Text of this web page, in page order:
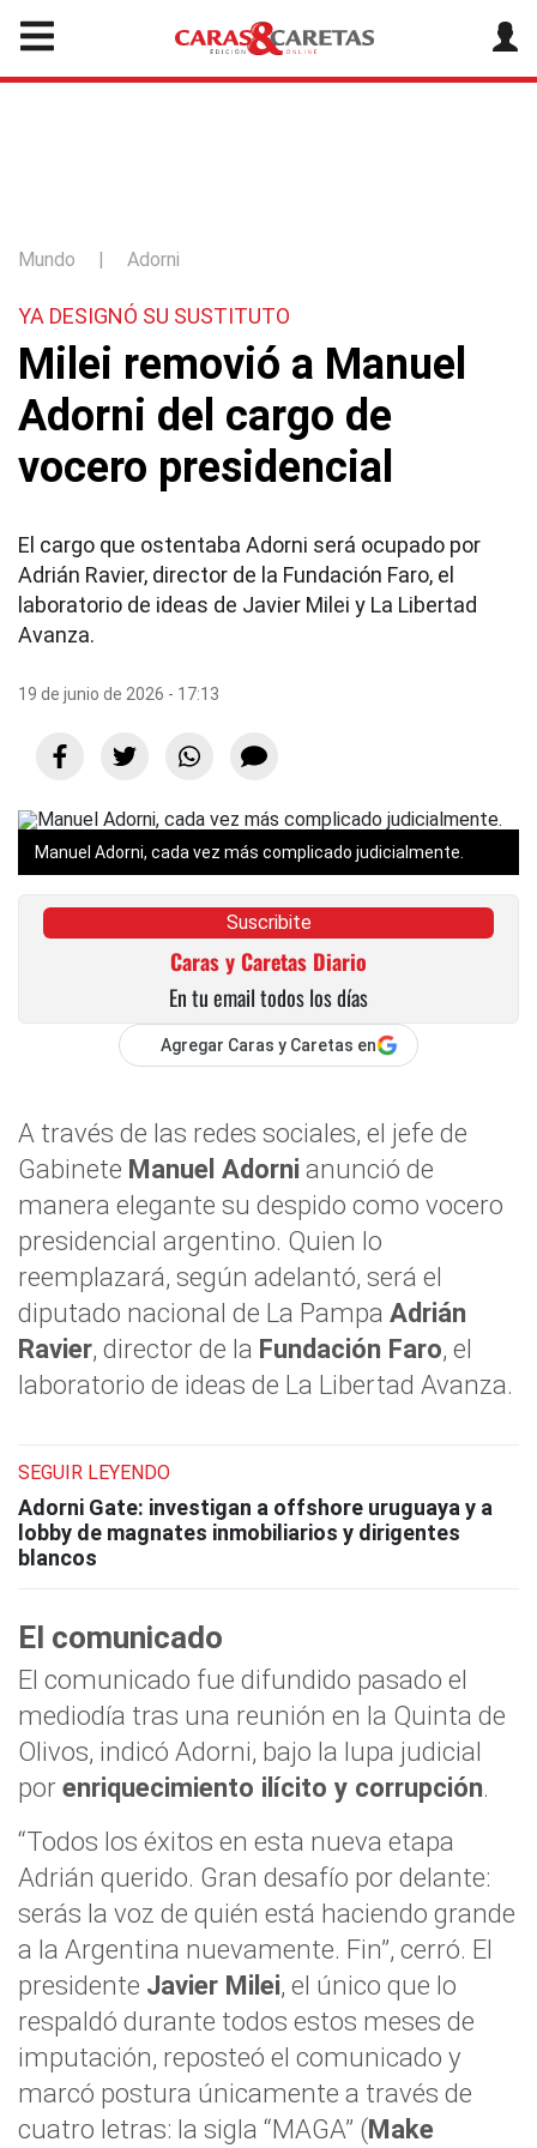
Mundo | Adorni
YA DESIGNÓ SU SUSTITUTO
Milei removió a Manuel
Adorni del cargo de
vocero presidencial
El cargo que ostentaba Adorni será ocupado por
Adrián Ravier, director de la Fundación Faro, el
laboratorio de ideas de Javier Milei y La Libertad
Avanza.
19 de junio de 2026 - 17:13
Manuel Adorni, cada vez más complicado judicialmente.
Suscribite
Caras y Caretas Diario
En tu email todos los días
Agregar Caras y Caretas en
A través de las redes sociales, el jefe de
Gabinete Manuel Adorni anunció de
manera elegante su despido como vocero
presidencial argentino. Quien lo
reemplazará, según adelantó, será el
diputado nacional de La Pampa Adrián
Ravier, director de la Fundación Faro, el
laboratorio de ideas de La Libertad Avanza.
SEGUIR LEYENDO
Adorni Gate: investigan a offshore uruguaya y a
lobby de magnates inmobiliarios y dirigentes
blancos
El comunicado
El comunicado fue difundido pasado el
mediodía tras una reunión en la Quinta de
Olivos, indicó Adorni, bajo la lupa judicial
porenriquecimiento ilícito y corrupción.
“Todos los éxitos en esta nueva etapa
Adrián querido. Gran desafío por delante:
serás la voz de quién está haciendo grande
a la Argentina nuevamente. Fin”, cerró. El
presidente Javier Milei, el único que lo
respaldó durante todos estos meses de
imputación, reposteó el comunicado y
marcó postura únicamente a través de
cuatro letras: la sigla “MAGA” (Make